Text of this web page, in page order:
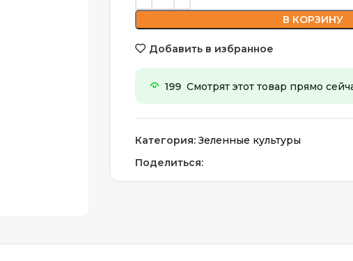
В КОРЗИНУ
Добавить в избранное
199 Смотрят этот товар прямо
Категория: Зеленные культуры
Поделиться: